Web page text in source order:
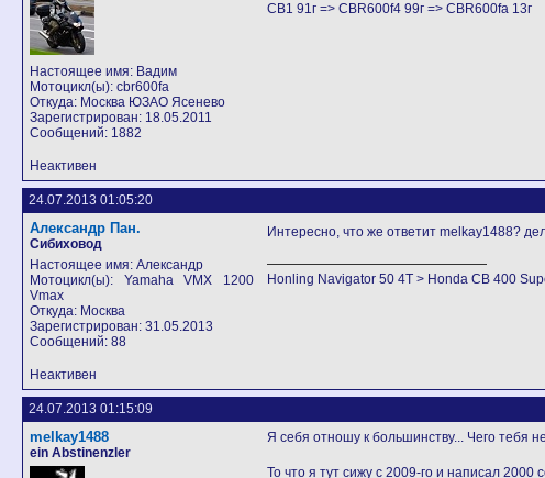
Настоящее имя: Вадим
Мотоцикл(ы): cbr600fa
Откуда: Москва ЮЗАО Ясенево
Зарегистрирован: 18.05.2011
Сообщений: 1882
CB1 91г => CBR600f4 99г => CBR600fa 13г
Неактивен
24.07.2013 01:05:20
Александр Пан.
Сибиховод
Настоящее имя: Александр
Мотоцикл(ы): Yamaha VMX 1200
Vmax
Откуда: Москва
Зарегистрирован: 31.05.2013
Сообщений: 88
Интересно, что же ответит melkay1488?
Honling Navigator 50 4T > Honda CB 400
Неактивен
24.07.2013 01:15:09
melkay1488
ein Abstinenzler
Я себя отношу к большинству... Чего тебя
То что я тут сижу с 2009-го и написал